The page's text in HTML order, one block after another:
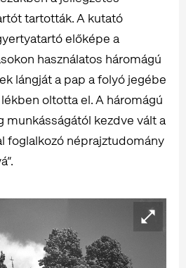
tartották. A kutató
előképe a
használatos háromágú
lángját a pap a folyó jegébe
oltotta el. A háromágú
munkásságától kezdve vált a
foglalkozó néprajztudomány